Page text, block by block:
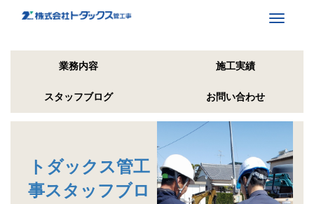
Toggle
業務内容 施工実績
スタッフブログ お問い合わせ
トダックス管工
事スタッフブロ